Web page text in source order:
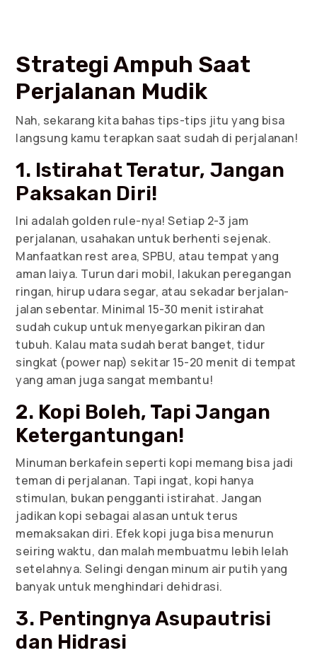
Strategi Ampuh Saat
Perjalanan Mudik
Nah, sekarang kita bahas tips-tips jitu yang bisa
langsung kamu terapkan saat sudah di perjalanan!
1. Istirahat Teratur, Jangan
Paksakan Diri!
Ini adalah golden rule-nya! Setiap 2-3 jam
perjalanan, usahakan untuk berhenti sejenak.
Manfaatkan rest area, SPBU, atau tempat yang
aman laiya. Turun dari mobil, lakukan peregangan
ringan, hirup udara segar, atau sekadar berjalan-
jalan sebentar. Minimal 15-30 menit istirahat
sudah cukup untuk menyegarkan pikiran dan
tubuh. Kalau mata sudah berat banget, tidur
singkat (power nap) sekitar 15-20 menit di tempat
yang aman juga sangat membantu!
2. Kopi Boleh, Tapi Jangan
Ketergantungan!
Minuman berkafein seperti kopi memang bisa jadi
teman di perjalanan. Tapi ingat, kopi hanya
stimulan, bukan pengganti istirahat. Jangan
jadikan kopi sebagai alasan untuk terus
memaksakan diri. Efek kopi juga bisa menurun
seiring waktu, dan malah membuatmu lebih lelah
setelahnya. Selingi dengan minum air putih yang
banyak untuk menghindari dehidrasi.
3. Pentingnya Asupautrisi
dan Hidrasi